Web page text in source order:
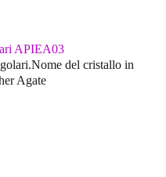
APIEA03
del cristallo in
Agate